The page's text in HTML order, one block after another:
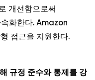
개선함으로써
화한다. Amazon
접근을 지원한다.
규정 준수와 통제를 강